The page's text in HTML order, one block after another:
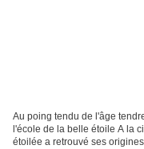
Au poing tendu de l'âge
l'école de la belle étoile A la
étoilée a retrouvé ses